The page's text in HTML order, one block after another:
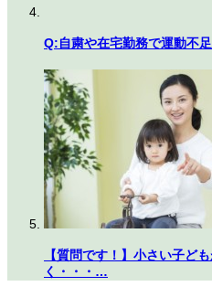
Q:自粛や在宅勤務で運動不
【質問です！】小さい子ど
く・・・…